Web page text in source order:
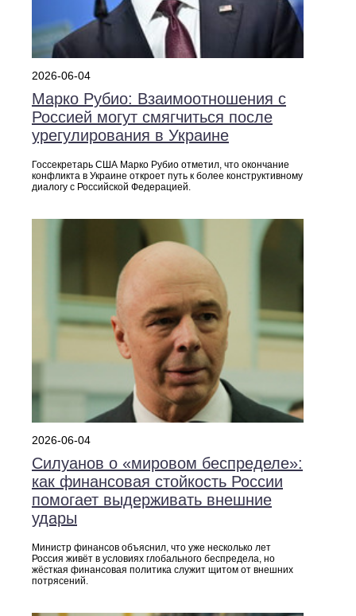
2026-06-04
Марко Рубио: Взаимоотношения с
Россией могут смягчиться после
урегулирования в Украине
Госсекретарь США Марко Рубио отметил, что окончание
конфликта в Украине откроет путь к более конструктивному
диалогу с Российской Федерацией.
2026-06-04
Силуанов о «мировом беспределе»:
как финансовая стойкость России
помогает выдерживать внешние
удары
Министр финансов объяснил, что уже несколько лет
Россия живёт в условиях глобального беспредела, но
жёсткая финансовая политика служит щитом от внешних
потрясений.